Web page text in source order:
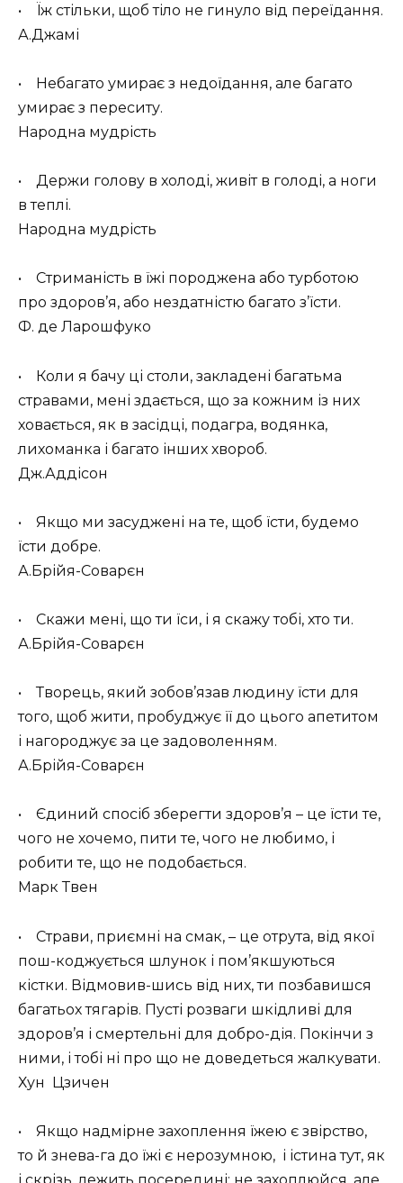
• Їж стільки, щоб тіло не гинуло від переїдання.
А.Джамі
• Небагато умирає з недоїдання, але багато
умирає з переситу.
Народна мудрість
• Держи голову в холоді, живіт в голоді, а ноги
в теплі.
Народна мудрість
• Стриманість в їжі породжена або турботою
про здоров’я, або нездатністю багато з’їсти.
Ф. де Ларошфуко
• Коли я бачу ці столи, закладені багатьма
стравами, мені здається, що за кожним із них
ховається, як в засідці, подагра, водянка,
лихоманка і багато інших хвороб.
Дж.Аддісон
• Якщо ми засуджені на те, щоб їсти, будемо
їсти добре.
А.Брійя-Соварєн
• Скажи мені, що ти їси, і я скажу тобі, хто ти.
А.Брійя-Соварєн
• Творець, який зобов’язав людину їсти для
того, щоб жити, пробуджує її до цього апетитом
і нагороджує за це задоволенням.
А.Брійя-Соварєн
• Єдиний спосіб зберегти здоров’я – це їсти те,
чого не хочемо, пити те, чого не любимо, і
робити те, що не подобається.
Марк Твен
• Страви, приємні на смак, – це отрута, від якої
пош-коджується шлунок і пом’якшуються
кістки. Відмовив-шись від них, ти позбавишся
багатьох тягарів. Пусті розваги шкідливі для
здоров’я і смертельні для добро-дія. Покінчи з
ними, і тобі ні про що не доведеться жалкувати.
Хун Цзичен
• Якщо надмірне захоплення їжею є звірство,
то й знева-га до їжі є нерозумною, і істина тут, як
і скрізь, лежить посередині: не захоплюйся, але